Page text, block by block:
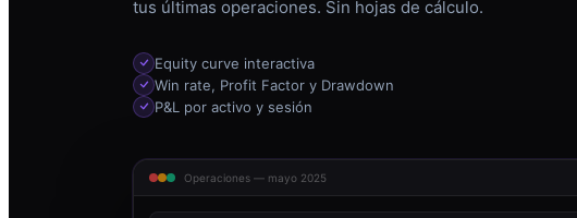
tus últimas operaciones. Sin hojas de cálculo.
Equity curve interactiva
Win rate, Profit Factor y Drawdown
P&L por activo y sesión
Operaciones — mayo 2025